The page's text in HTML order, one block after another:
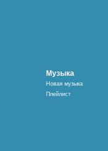
Музыка
Новая музыка
Плейлист